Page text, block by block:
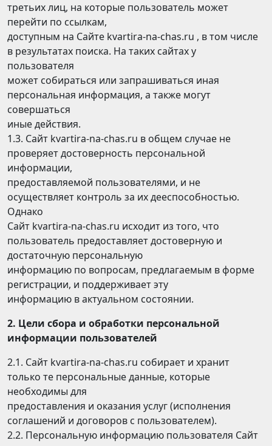
третьих лиц, на которые пользователь может
перейти по ссылкам,
доступным на Сайте kvartira-na-chas.ru , в том числе
в результатах поиска. На таких сайтах у
пользователя
может собираться или запрашиваться иная
персональная информация, а также могут
совершаться
иные действия.
1.3. Сайт kvartira-na-chas.ru в общем случае не
проверяет достоверность персональной
информации,
предоставляемой пользователями, и не
осуществляет контроль за их дееспособностью.
Однако
Сайт kvartira-na-chas.ru исходит из того, что
пользователь предоставляет достоверную и
достаточную персональную
информацию по вопросам, предлагаемым в форме
регистрации, и поддерживает эту
информацию в актуальном состоянии.
2. Цели сбора и обработки персональной
информации пользователей
2.1. Сайт kvartira-na-chas.ru собирает и хранит
только те персональные данные, которые
необходимы для
предоставления и оказания услуг (исполнения
соглашений и договоров с пользователем).
2.2. Персональную информацию пользователя Сайт